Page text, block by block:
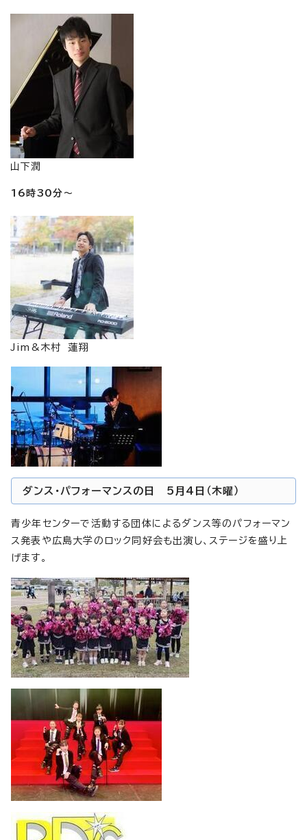
山下潤
16時30分～
Jim&木村 蓮翔
ダンス・パフォーマンスの日 5月4日（木曜）
青少年センターで活動する団体によるダンス等のパフォーマン
ス発表や広島大学のロック同好会も出演し、ステージを盛り上
げます。